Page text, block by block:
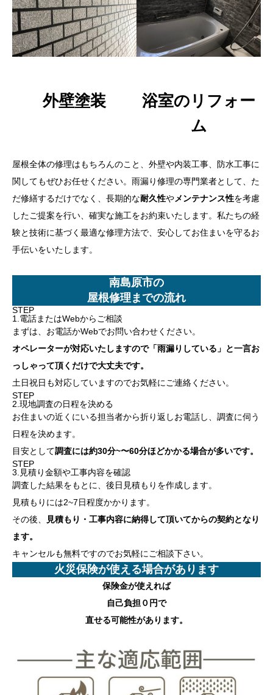
外壁塗装
浴室のリフォー
ム
屋根全体の修理はもちろんのこと、外壁や内装工事、防水工事に
関してもぜひお任せください。雨漏り修理の専門業者として、た
だ修繕するだけでなく、長期的な耐久性やメンテナンス性を考慮
したご提案を行い、確実な施工をお約束いたします。私たちの経
験と技術に基づく最適な修理方法で、安心してお住まいを守るお
手伝いをいたします。
南島原市の
屋根修理までの流れ
STEP
1.電話またはWebからご相談
まずは、お電話かWebでお問い合わせください。
オペレーターが対応いたしますので「雨漏りしている」と一言お
っしゃって頂くだけで大丈夫です。
土日祝日も対応していますのでお気軽にご連絡ください。
STEP
2.現地調査の日程を決める
お住まいの近くにいる担当者から折り返しお電話し、調査に伺う
日程を決めます。
目安として調査には約30分~〜60分ほどかかる場合が多いです。
STEP
3.見積り金額や工事内容を確認
調査した結果をもとに、後日見積もりを作成します。
見積もりには2~7日程度かかります。
その後、
見積もり・工事内容に納得して頂いてからの契約となり
ます。
キャンセルも無料ですのでお気軽にご相談下さい。
火災保険が使える場合があります
保険金が使えれば
自己負担０円で
直せる可能性があります。